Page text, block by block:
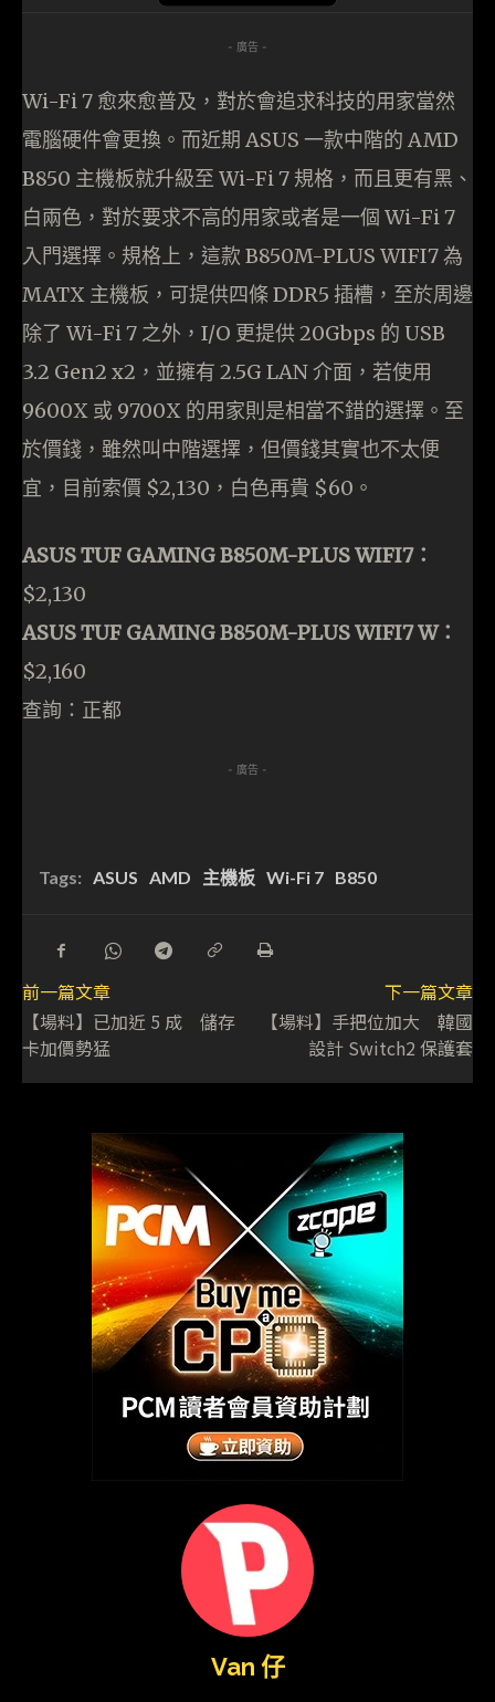
- 廣告 -
Wi-Fi 7 愈來愈普及，對於會追求科技的用家當然
電腦硬件會更換。而近期 ASUS 一款中階的 AMD
B850 主機板就升級至 Wi-Fi 7 規格，而且更有黑、
白兩色，對於要求不高的用家或者是一個 Wi-Fi 7
入門選擇。規格上，這款 B850M-PLUS WIFI7 為
MATX 主機板，可提供四條 DDR5 插槽，至於周邊
除了 Wi-Fi 7 之外，I/O 更提供 20Gbps 的 USB
3.2 Gen2 x2，並擁有 2.5G LAN 介面，若使用
9600X 或 9700X 的用家則是相當不錯的選擇。至
於價錢，雖然叫中階選擇，但價錢其實也不太便
宜，目前索價 $2,130，白色再貴 $60。
ASUS TUF GAMING B850M-PLUS WIFI7：
$2,130
ASUS TUF GAMING B850M-PLUS WIFI7 W：
$2,160
查詢：正都
- 廣告 -
Tags: ASUS AMD 主機板 Wi-Fi 7 B850
前一篇文章
【場料】已加近 5 成 儲存
卡加價勢猛
下一篇文章
【場料】手把位加大 韓國
設計 Switch2 保護套
Van 仔